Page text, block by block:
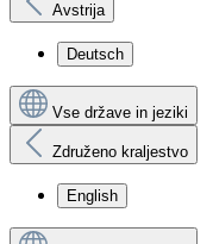
Avstrija
Deutsch
Vse države in jeziki
Združeno kraljestvo
English